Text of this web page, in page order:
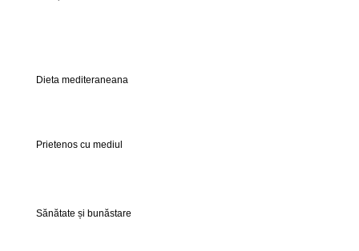
Dieta mediteraneana
Prietenos cu mediul
Sănătate și bunăstare